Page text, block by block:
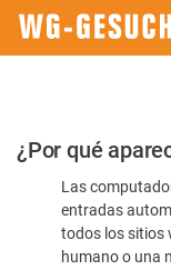
Por
favor,
confirme
¿Por qué
Las
entradas
todos los sitios
humano o una